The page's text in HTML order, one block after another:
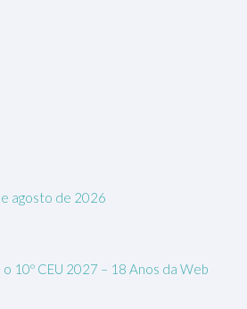
agosto de 2026
10º CEU 2027 – 18 Anos da Web